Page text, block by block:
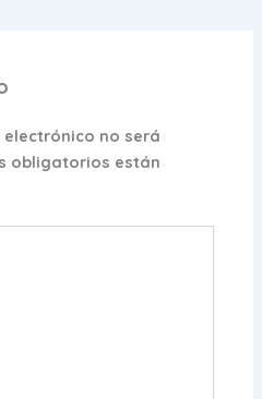
no será
obligatorios están